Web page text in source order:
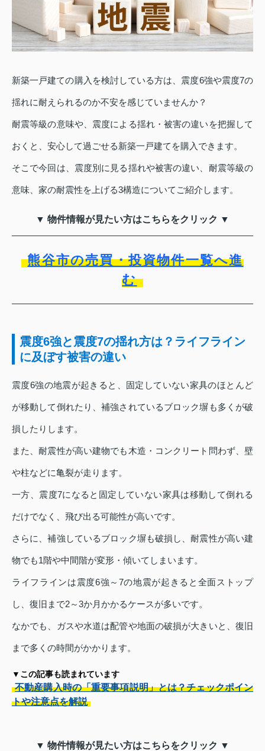
新築一戸建ての購入を検討している方は、震度6強や震度7の
揺れに耐えられるのか不安を感じていませんか？
耐震等級の意味や、震度による揺れ・被害の違いを把握して
おくと、安心して過ごせる新築一戸建てを購入できます。
そこで今回は、震度別に見る揺れや被害の違い、耐震等級の
意味、家の耐震性を上げる3構造についてご紹介します。
▼ 物件情報が見たい方はこちらをクリック ▼
熊谷市の売買・投資物件一覧へ進
む
震度6強と震度7の揺れ方は？ライフライン
に及ぼす被害の違い
震度6強の地震が起きると、固定していない家具のほとんど
が移動して倒れたり、補強されているブロック塀も多くが破
損したりします。
また、耐震性が高い建物でも木造・コンクリート問わず、壁
や柱などに亀裂が走ります。
一方、震度7になると固定していない家具は移動して倒れる
だけでなく、飛び出る可能性が高いです。
さらに、補強しているブロック塀も破損し、耐震性が高い建
物でも1階や中間階が変形・傾いてしまいます。
ライフラインは震度6強～7の地震が起きると全面ストップ
し、復旧まで2～3か月かかるケースが多いです。
なかでも、ガスや水道は配管や地面の破損が大きいと、復旧
まで多くの時間がかかります。
▼この記事も読まれています
不動産購入時の「重要事項説明」とは？チェックポイン
トや注意点を解説
▼ 物件情報が見たい方はこちらをクリック ▼